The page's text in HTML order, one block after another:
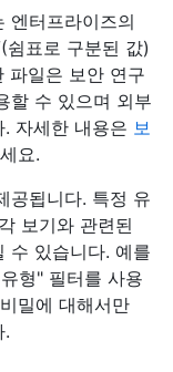
엔터프라이즈의
쉼표로 구분된 값)
파일은 보안 연구
할 수 있으며 외부
자세한 내용은 보
요.
공됩니다. 특정 유
보기와 관련된
수 있습니다. 예를
형" 필터를 사용
밀에 대해서만
.